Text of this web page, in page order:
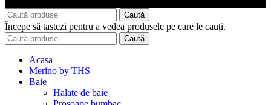
Caută
Începe să tastezi pentru a vedea produsele pe care le cauți.
Caută
Acasa
Merino by THS
Baie
Halate de baie